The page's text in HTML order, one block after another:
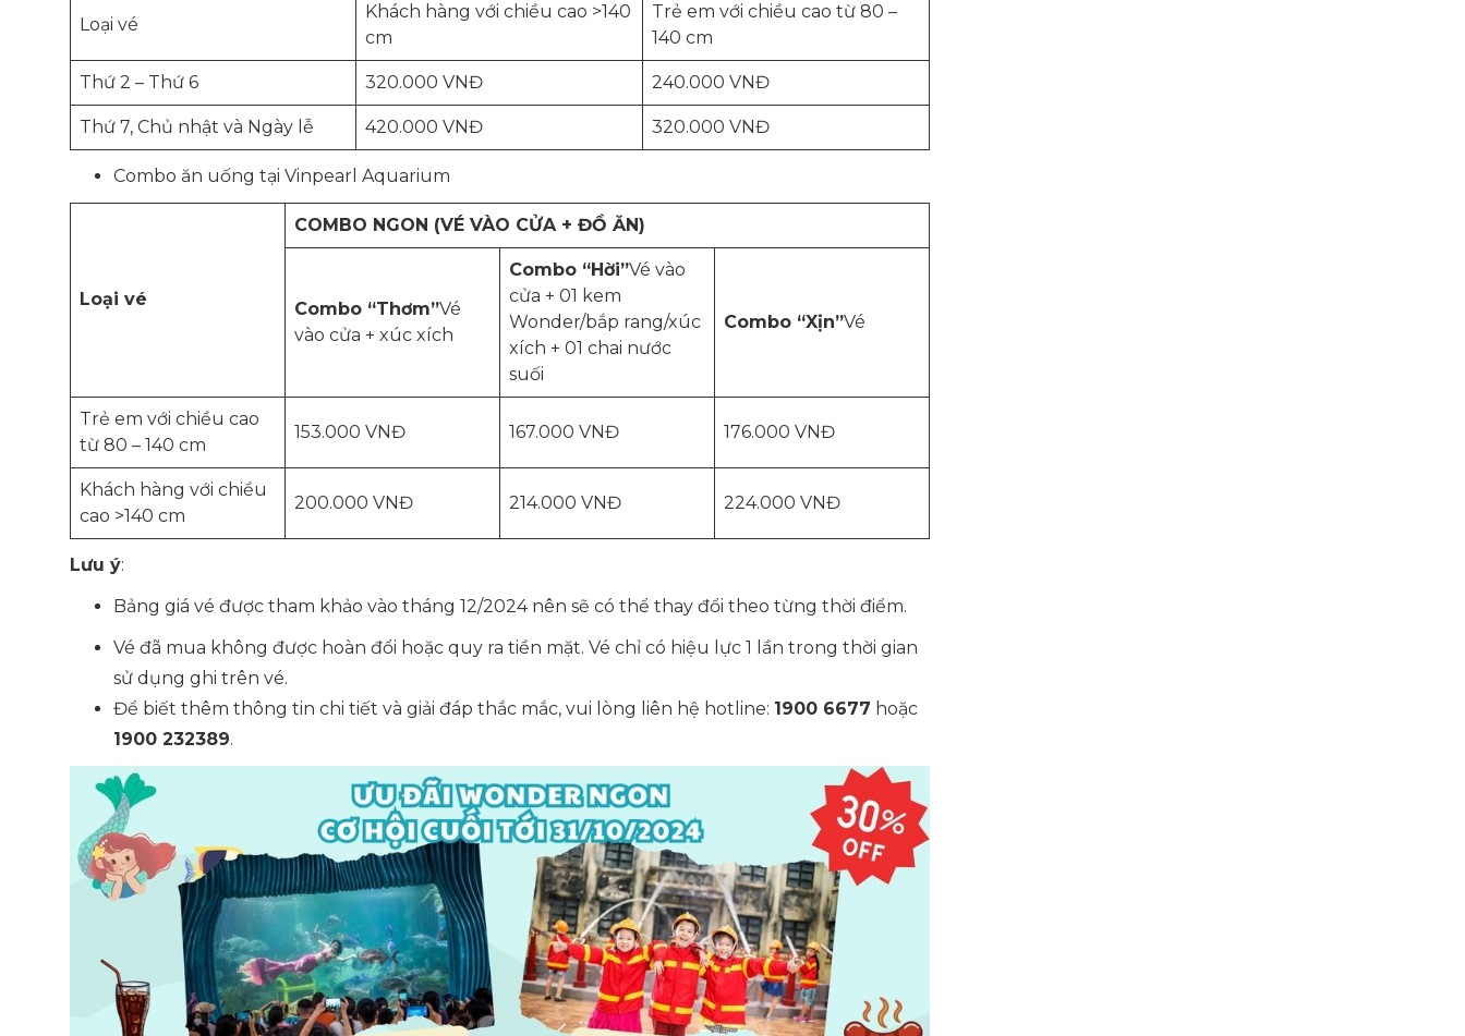
Loại vé
Khách hàng với chiều cao >140
cm
Trẻ em với chiều cao từ 80 –
140 cm
Thứ 2 – Thứ 6 320.000 VNĐ 240.000 VNĐ
Thứ 7, Chủ nhật và Ngày lễ 420.000 VNĐ 320.000 VNĐ
Combo ăn uống tại Vinpearl Aquarium
Loại vé
COMBO NGON (VÉ VÀO CỬA + ĐỒ ĂN)
Combo “Thơm”Vé
vào cửa + xúc xích
Combo “Hời”Vé vào
cửa + 01 kem
Wonder/bắp rang/xúc
xích + 01 chai nước
suối
Combo “Xịn”Vé
Trẻ em với chiều cao
từ 80 – 140 cm
153.000 VNĐ 167.000 VNĐ 176.000 VNĐ
Khách hàng với chiều
cao >140 cm
200.000 VNĐ 214.000 VNĐ 224.000 VNĐ
Lưu ý:
Bảng giá vé được tham khảo vào tháng 12/2024 nên sẽ có thể thay đổi theo từng thời điểm.
Vé đã mua không được hoàn đổi hoặc quy ra tiền mặt. Vé chỉ có hiệu lực 1 lần trong thời gian
sử dụng ghi trên vé.
Để biết thêm thông tin chi tiết và giải đáp thắc mắc, vui lòng liên hệ hotline: 1900 6677 hoặc
1900 232389.